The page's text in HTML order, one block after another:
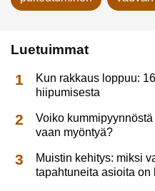
Luetuimmat
Kun rakkaus loppuu:
hiipumisesta
Voiko
vaan myöntyä?
Muistin kehitys: miksi
tapahtuneita asioita